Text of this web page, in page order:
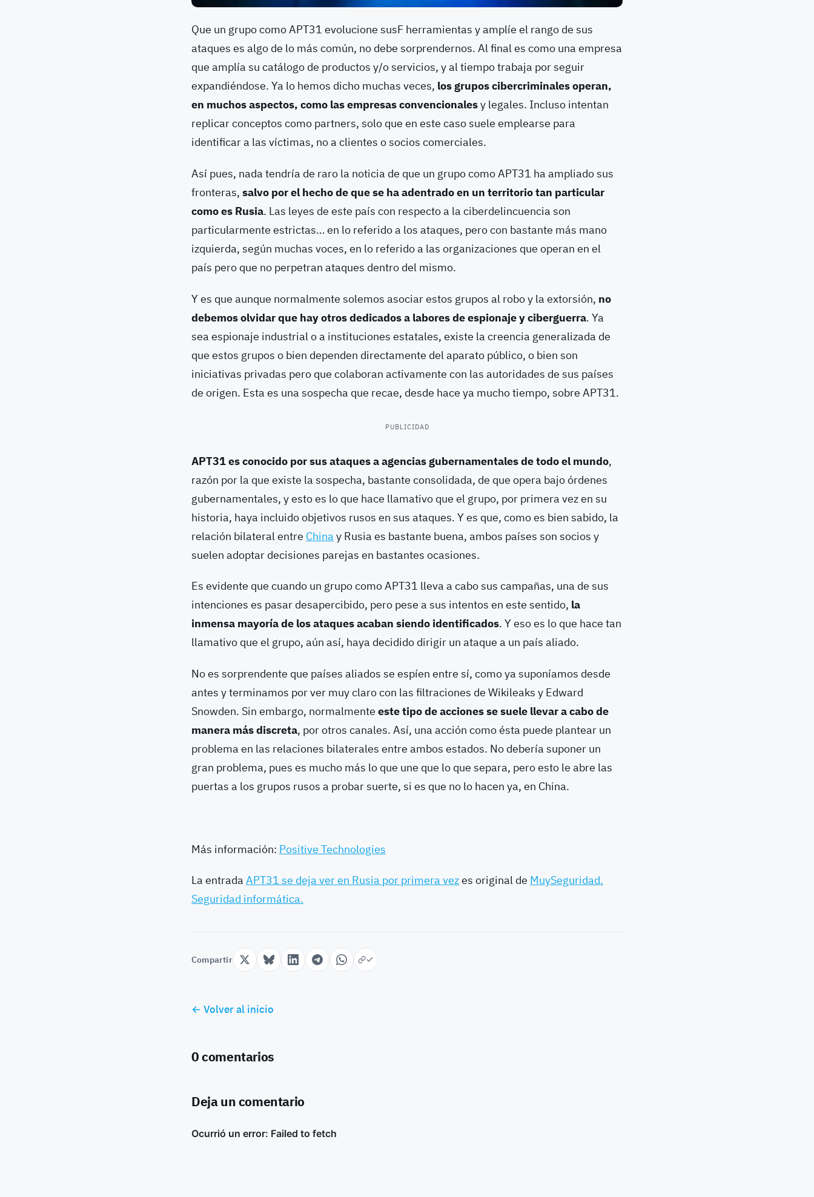
Que un grupo como APT31 evolucione susF herramientas y amplíe el rango de sus
ataques es algo de lo más común, no debe sorprendernos. Al final es como una empresa
que amplía su catálogo de productos y/o servicios, y al tiempo trabaja por seguir
expandiéndose. Ya lo hemos dicho muchas veces, los grupos cibercriminales operan,
en muchos aspectos, como las empresas convencionalesy legales. Incluso intentan
replicar conceptos como partners, solo que en este caso suele emplearse para
identificar a las víctimas, no a clientes o socios comerciales.
Así pues, nada tendría de raro la noticia de que un grupo como APT31 ha ampliado sus
fronteras, salvo por el hecho de que se ha adentrado en un territorio tan particular
como es Rusia. Las leyes de este país con respecto a la ciberdelincuencia son
particularmente estrictas… en lo referido a los ataques, pero con bastante más mano
izquierda, según muchas voces, en lo referido a las organizaciones que operan en el
país pero que no perpetran ataques dentro del mismo.
Y es que aunque normalmente solemos asociar estos grupos al robo y la extorsión, no
debemos olvidar que hay otros dedicados a labores de espionaje y ciberguerra. Ya
sea espionaje industrial o a instituciones estatales, existe la creencia generalizada de
que estos grupos o bien dependen directamente del aparato público, o bien son
iniciativas privadas pero que colaboran activamente con las autoridades de sus países
de origen. Esta es una sospecha que recae, desde hace ya mucho tiempo, sobre APT31.
PUBLICIDAD
APT31 es conocido por sus ataques a agencias gubernamentales de todo el mundo,
razón por la que existe la sospecha, bastante consolidada, de que opera bajo órdenes
gubernamentales, y esto es lo que hace llamativo que el grupo, por primera vez en su
historia, haya incluido objetivos rusos en sus ataques. Y es que, como es bien sabido, la
relación bilateral entre China y Rusia es bastante buena, ambos países son socios y
suelen adoptar decisiones parejas en bastantes ocasiones.
Es evidente que cuando un grupo como APT31 lleva a cabo sus campañas, una de sus
intenciones es pasar desapercibido, pero pese a sus intentos en este sentido, la
inmensa mayoría de los ataques acaban siendo identificados. Y eso es lo que hace tan
llamativo que el grupo, aún así, haya decidido dirigir un ataque a un país aliado.
No es sorprendente que países aliados se espíen entre sí, como ya suponíamos desde
antes y terminamos por ver muy claro con las filtraciones de Wikileaks y Edward
Snowden. Sin embargo, normalmente este tipo de acciones se suele llevar a cabo de
manera más discreta, por otros canales. Así, una acción como ésta puede plantear un
problema en las relaciones bilaterales entre ambos estados. No debería suponer un
gran problema, pues es mucho más lo que une que lo que separa, pero esto le abre las
puertas a los grupos rusos a probar suerte, si es que no lo hacen ya, en China.
Más información: Positive Technologies
La entrada APT31 se deja ver en Rusia por primera vezes original de MuySeguridad.
Seguridad informática.
Compartir
← Volver al inicio
0 comentarios
Deja un comentario